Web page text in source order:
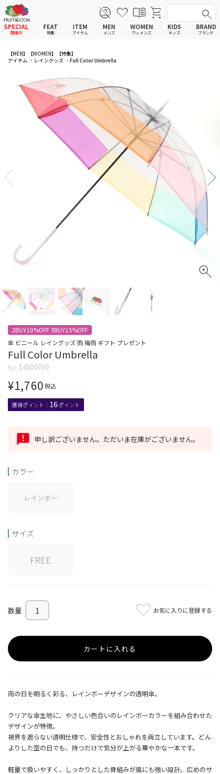
SPECIAL
開催中
FEAT
特集
ITEM
アイテム
全てのアイテム
ポロシャツ
スウェットパーカー
パンツ
ワンピース
スカート
セットアップ
その他ウェア
ルームウェア
アンダーウェアMEN
アンダーウェアWOMEN
帽子
バッグ
レイングッズ
MEN
メンズ
全てのメンズ アイテム
ポロシャツ
スウェットパーカー
パンツ
セットアップ
その他ウェア
ルームウェア
アンダーウェア
ソックス
ファッショングッズ
WOMEN
ウィメンズ
全てのウィメンズ
ポロシャツ
スウェットパーカー
パンツ
ワンピース
スカート
セットアップ
その他ウェア
ルームウェア
アンダーウェア
ソックス
ファッショングッズ
KIDS
キッズ
全てのキッズ
ポロシャツ
スウェットパーカー
パンツ
ワンピース
スカート
セットアップ
その他ウェア
ルームウェア
アンダーウェア
ソックス
ファッショングッズ
BRAND
ブランド
【MEN】 【WOMEN】
【特集】
アイテム
レイングッズ Full Color Umbrella
2BUY10%OFF 3BUY15%OFF
傘 ビニール レイングッズ 雨 梅雨 ギフト プレゼント
Full Color Umbrella
14800700
¥1,760 税込
16
申し訳ございません。ただいま在庫がございません。
カラー
レインボー
サイズ
FREE
お気に入りに登録する
カートに入れる
雨の日を明るく彩る、レインボーデザインの透明傘。
クリアな傘生地に、やさしい色合いのレインボーカラーを組み合わせた
デザインが特徴。
視界を遮らない透明仕様で、安全性とおしゃれを両立しています。どん
よりした空の日でも、持つだけで気分が上がる華やかな一本です。
軽量で扱いやすく、しっかりとした骨組みが風にも強い設計。広めのサ